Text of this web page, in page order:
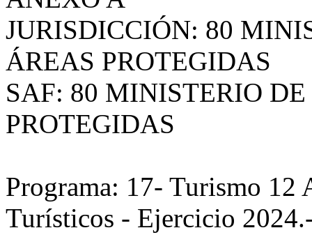
JURISDICCIÓN: 80
ÁREAS PROTEGIDAS
SAF: 80 MINISTERIO
PROTEGIDAS
Programa: 17- Turismo
Turísticos - Ejercicio